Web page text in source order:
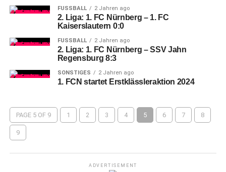
FUSSBALL 2 Jahren ago
2. Liga: 1. FC Nürnberg – 1. FC
Kaiserslautern 0:0
FUSSBALL 2 Jahren ago
2. Liga: 1. FC Nürnberg – SSV Jahn
Regensburg 8:3
SONSTIGES 2 Jahren ago
1. FCN startet Erstklässleraktion 2024
PAGE 5 OF 9 1 2 3 4 5 6 7 8
9
ADVERTISEMENT